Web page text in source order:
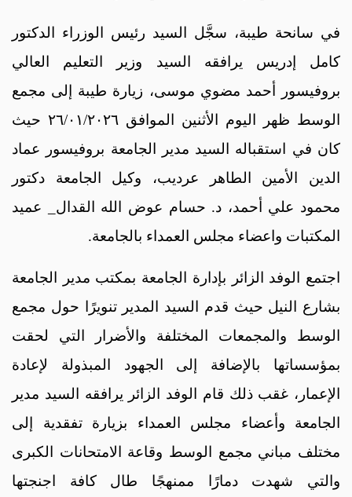
في سانحة طيبة، سجَّل السيد رئيس الوزراء الدكتور
كامل إدريس يرافقه السيد وزير التعليم العالي
بروفيسور أحمد مضوي موسى، زيارة طيبة إلى مجمع
الوسط ظهر اليوم الأثنين الموافق ٢٦/٠١/٢٠٢٦ حيث
كان في استقباله السيد مدير الجامعة بروفيسور عماد
الدين الأمين الطاهر عرديب، وكيل الجامعة دكتور
محمود علي أحمد، د. حسام عوض الله القدال_ عميد
المكتبات واعضاء مجلس العمداء بالجامعة.
اجتمع الوفد الزائر بإدارة الجامعة بمكتب مدير الجامعة
بشارع النيل حيث قدم السيد المدير تنويرًا حول مجمع
الوسط والمجمعات المختلفة والأضرار التي لحقت
بمؤسساتها بالإضافة إلى الجهود المبذولة لإعادة
الإعمار، غقب ذلك قام الوفد الزائر يرافقه السيد مدير
الجامعة وأعضاء مجلس العمداء بزيارة تفقدية إلى
مختلف مباني مجمع الوسط وقاعة الامتحانات الكبرى
والتي شهدت دمارًا ممنهجًا طال كافة اجنجتها